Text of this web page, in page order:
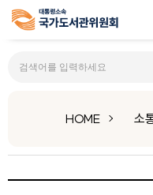
HOME 소